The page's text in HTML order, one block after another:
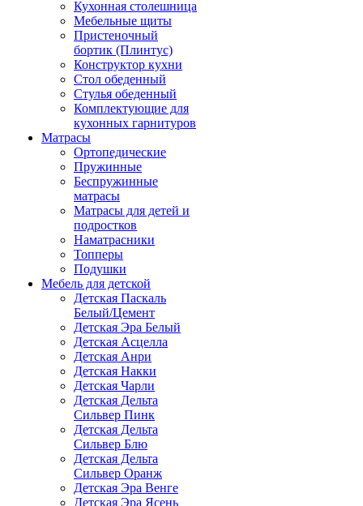
Кухонная столешница
Мебельные щиты
Пристеночный
бортик (Плинтус)
Конструктор кухни
Стол обеденный
Стулья обеденный
Комплектующие для
кухонных гарнитуров
Матраcы
Ортопедические
Пружинные
Беспружинные
матрасы
Матрасы для детей и
подростков
Наматрасники
Топперы
Подушки
Мебель для детской
Детская Паскаль
Белый/Цемент
Детская Эра Белый
Детская Асцелла
Детская Анри
Детская Накки
Детская Чарли
Детская Дельта
Сильвер Пинк
Детская Дельта
Сильвер Блю
Детская Дельта
Сильвер Оранж
Детская Эра Венге
Детская Эра Ясень